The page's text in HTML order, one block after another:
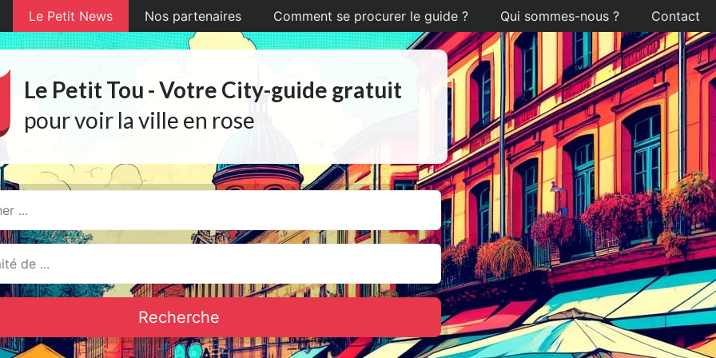
Le Petit News Nos partenaires Comment se procurer le guide ? Qui sommes-nous ? Contact
Le Petit Tou - Votre City-guide gratuit
pour voir la ville en rose
Recherche